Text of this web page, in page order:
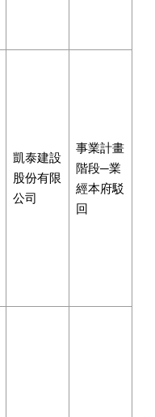
凱泰建設
股份有限
公司
事業計畫
階段─業
經本府駁
回